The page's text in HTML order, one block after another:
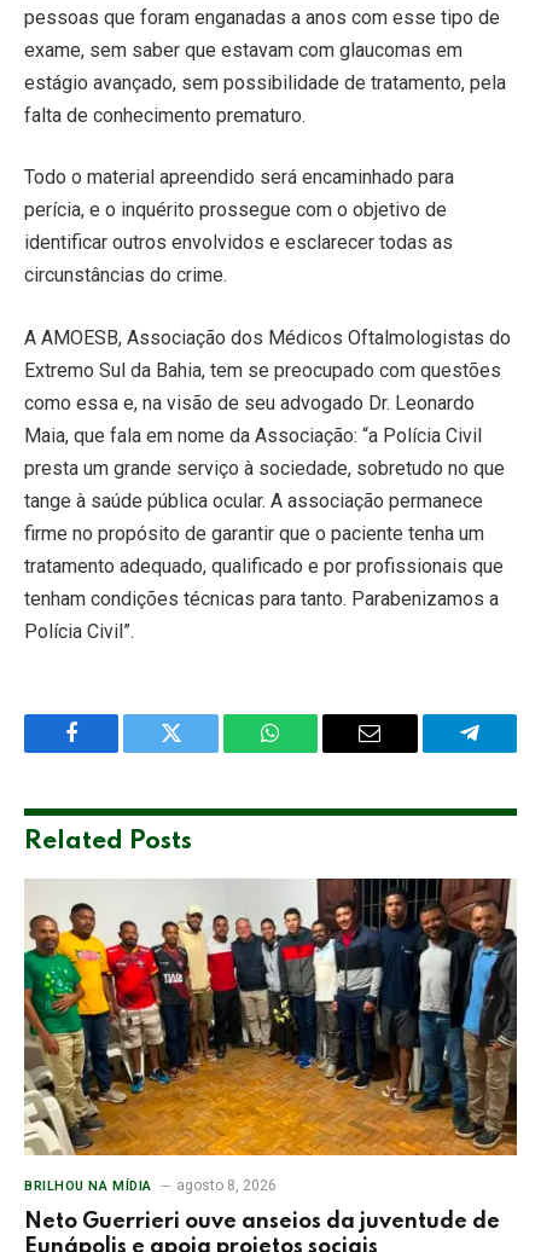
pessoas que foram enganadas a anos com esse tipo de
exame, sem saber que estavam com glaucomas em
estágio avançado, sem possibilidade de tratamento, pela
falta de conhecimento prematuro.
Todo o material apreendido será encaminhado para
perícia, e o inquérito prossegue com o objetivo de
identificar outros envolvidos e esclarecer todas as
circunstâncias do crime.
A AMOESB, Associação dos Médicos Oftalmologistas do
Extremo Sul da Bahia, tem se preocupado com questões
como essa e, na visão de seu advogado Dr. Leonardo
Maia, que fala em nome da Associação: “a Polícia Civil
presta um grande serviço à sociedade, sobretudo no que
tange à saúde pública ocular. A associação permanece
firme no propósito de garantir que o paciente tenha um
tratamento adequado, qualificado e por profissionais que
tenham condições técnicas para tanto. Parabenizamos a
Polícia Civil”.
Facebook Twitter WhatsApp Email
Related Posts
BRILHOU NA MÍDIA agosto 8, 2026
Neto Guerrieri ouve anseios da juventude de
Eunápolis e apoia projetos sociais